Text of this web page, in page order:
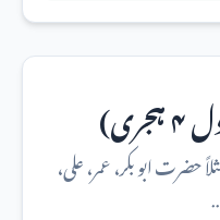
حضرت ابو بکر، عمر، علی،